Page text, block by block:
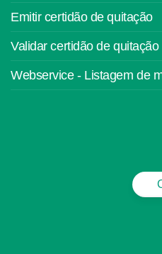
Emitir certidão de quitação
Validar certidão de quitação
Webservice - Listagem de